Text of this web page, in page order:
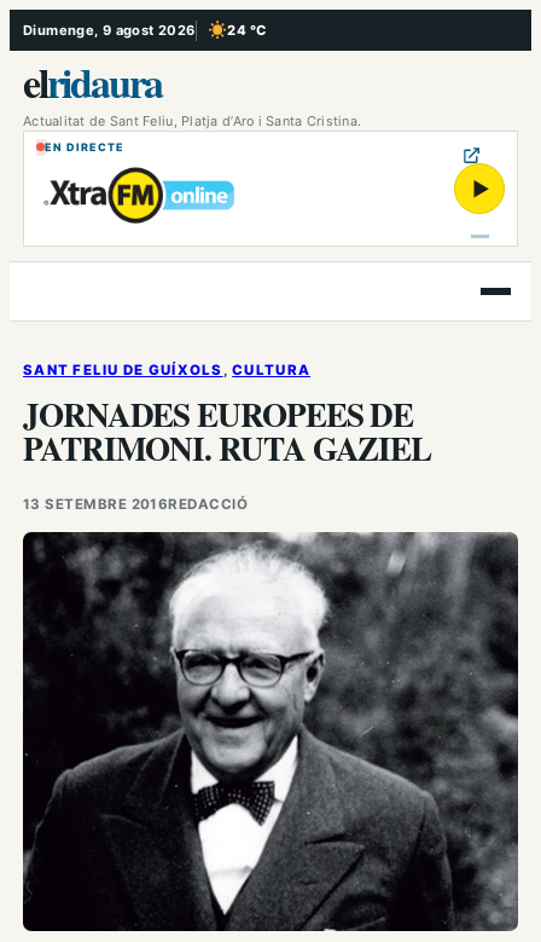
Vés
al
contingut
Diumenge, 9 agost 2026 24 °C
, Cel serè
elridaura
Actualitat de Sant Feliu, Platja d’Aro i Santa Cristina.
EN DIRECTE
▶
Obre
el
SANT FELIU DE GUÍXOLS , CULTURA
JORNADES EUROPEES DE
PATRIMONI. RUTA GAZIEL
13 SETEMBRE 2016REDACCIÓ